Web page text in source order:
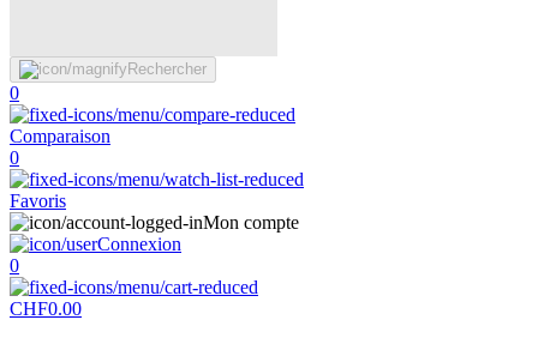
Rechercher
0
Comparaison
0
Favoris
Mon compte
Connexion
0
CHF0.00